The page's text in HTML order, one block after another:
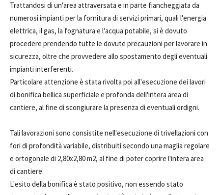
Trattandosi di un'area attraversata e in parte fiancheggiata da
numerosi impianti per la fornitura di servizi primari, quali l'energia
elettrica, il gas, la fognatura e l'acqua potabile, si è dovuto
procedere prendendo tutte le dovute precauzioni per lavorare in
sicurezza, oltre che provvedere allo spostamento degli eventuali
impianti interferenti.
Particolare attenzione è stata rivolta poi all'esecuzione dei lavori
di bonifica bellica superficiale e profonda dell'intera area di
cantiere, al fine di scongiurare la presenza di eventuali ordigni.
Tali lavorazioni sono consistite nell'esecuzione di trivellazioni con
fori di profondità variabile, distribuiti secondo una maglia regolare
e ortogonale di 2,80x2,80 m2, al fine di poter coprire l'intera area
di cantiere.
L'esito della bonifica è stato positivo, non essendo stato